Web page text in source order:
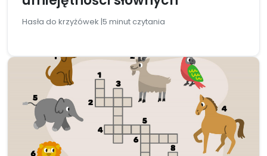
Hasła do krzyżówek |5 minut czytania